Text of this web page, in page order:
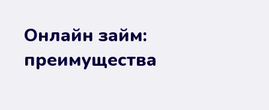
Онлайн займ:
преимущества